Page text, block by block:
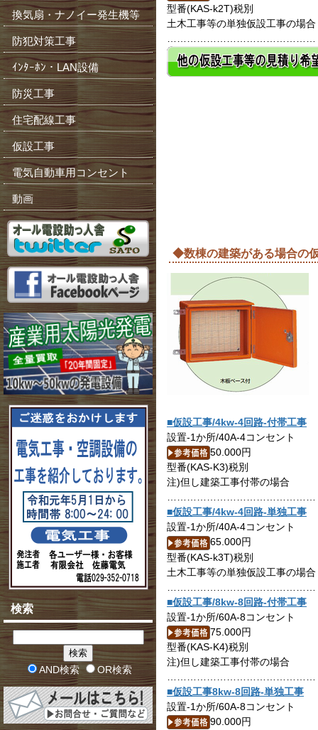
型番(KAS-k2T)税別
土木工事等の単独仮設工事の場合
◆数棟の建築がある場合の
■仮設工事/4kw-4回路-付帯工事
設置-1か所/40A-4コンセント
50.000円
型番(KAS-K3)税別
注)但し建築工事付帯の場合
………………………………………
■仮設工事/4kw-4回路-単独工事
設置-1か所/40A-4コンセント
65.000円
型番(KAS-k3T)税別
土木工事等の単独仮設工事の場合
■仮設工事/8kw-8回路-付帯工事
設置-1か所/60A-8コンセント
75.000円
型番(KAS-K4)税別
注)但し建築工事付帯の場合
■仮設工事8kw-8回路-単独工事
設置-1か所/60A-8コンセント
90.000円
換気扇・ナノイー発生機等
防犯対策工事
ｲﾝﾀｰﾎﾝ・LAN設備
防災工事
住宅配線工事
仮設工事
電気自動車用コンセント
動画
検索
AND検索 OR検索